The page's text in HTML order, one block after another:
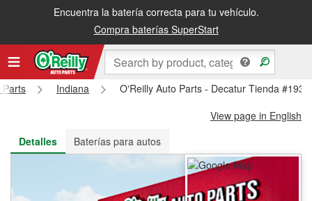
Encuentra la batería correcta para tu vehículo.
Compra baterías SuperStart
Recibe tu orden gratis al día siguiente o recógela en la tienda
Parts Indiana
O'Reilly Auto Parts - Decatur Tienda #1933
View page in English
Detalles
Baterías para autos